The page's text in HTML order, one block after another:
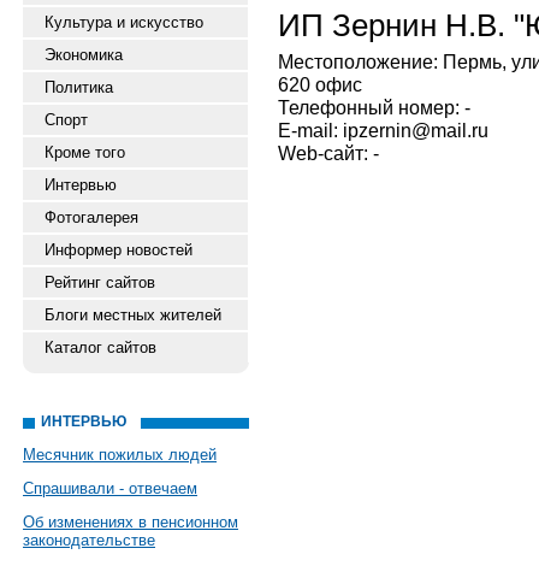
Культура и искусство
Экономика
Политика
Спорт
Кроме того
Интервью
Фотогалерея
Информер новостей
Рейтинг сайтов
Блоги местных жителей
Каталог сайтов
ИНТЕРВЬЮ
Месячник пожилых людей
Спрашивали - отвечаем
Об изменениях в пенсионном
законодательстве
ИП Зернин Н.В.
Местоположение: Пермь,
620 офис
Телефонный номер: -
E-mail: ipzernin@mail.ru
Web-сайт: -